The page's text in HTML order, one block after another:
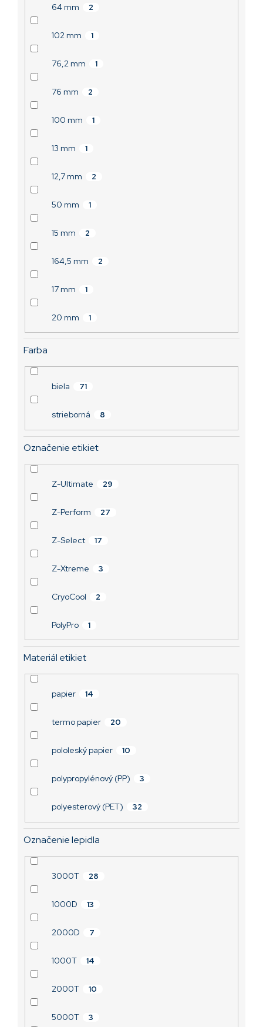
64 mm 2
102 mm 1
76,2 mm 1
76 mm 2
100 mm 1
13 mm 1
12,7 mm 2
50 mm 1
15 mm 2
164,5 mm 2
17 mm 1
20 mm 1
Farba
biela 71
strieborná 8
Označenie etikiet
Z-Ultimate 29
Z-Perform 27
Z-Select 17
Z-Xtreme 3
CryoCool 2
PolyPro 1
Materiál etikiet
papier 14
termo papier 20
pololeský papier 10
polypropylénový (PP) 3
polyesterový (PET) 32
Označenie lepidla
3000T 28
1000D 13
2000D 7
1000T 14
2000T 10
5000T 3